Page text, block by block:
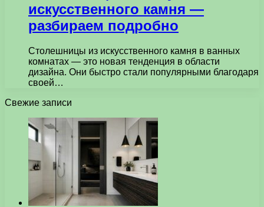
искусственного камня —
разбираем подробно
Столешницы из искусственного камня в ванных
комнатах — это новая тенденция в области
дизайна. Они быстро стали популярными благодаря
своей…
Свежие записи